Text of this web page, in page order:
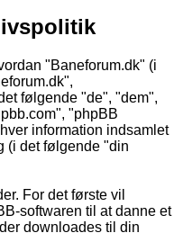
"Baneforum.dk" (i
følgende "de", "dem",
"phpBB
information indsamlet
(i det følgende "din
For det første vil
softwaren til at danne et
downloades til din